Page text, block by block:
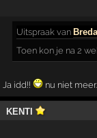
Uitspraak van
Toen kon je na 2
Ja idd!! nu niet
KENTI